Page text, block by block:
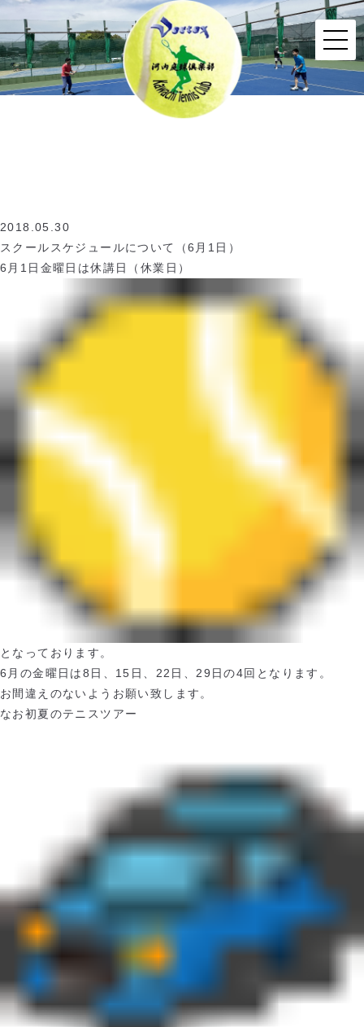
2018.05.30
スクールスケジュールについて（6月1日）
6 月 1 日金曜日は休講日（休業日）
となっております。
6 月の金曜日は8 日、 15 日、 22 日、 29 日の4回となります。
お間違えのないようお願い致します。
なお初夏のテニスツアー